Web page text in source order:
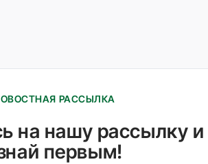
РАССЫЛКА
на нашу рассылку и
первым!